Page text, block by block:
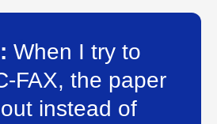
When I try to
FAX, the paper
instead of